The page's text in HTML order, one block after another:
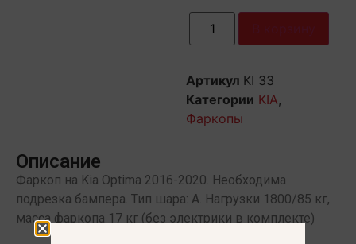
Артикул KI 33
Категории KIA,
Фаркопы
Описание
Фаркоп на Kia Optima 2016-2020. Необходима
подрезка бампера. Тип шара: A. Нагрузки 1800/85 кг,
масса фаркопа 17 кг (без электрики в комплекте)